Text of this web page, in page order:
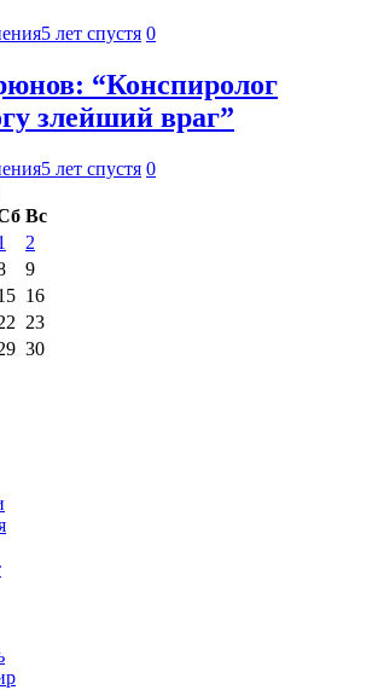
5 лет спустя 0
“Конспиролог
злейший враг”
5 лет спустя 0
Вс
2
9
16
23
30